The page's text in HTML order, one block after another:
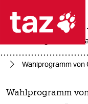

themen
krieg in der
Wahlprogramm von
Wahlprogramm von